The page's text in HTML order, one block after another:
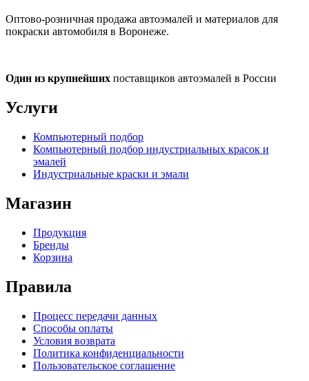
Оптово-розничная продажа автоэмалей и материалов для
покраски автомобиля в Воронеже.
Один из крупнейших поставщиков автоэмалей в России
Услуги
Компьютерный подбор
Компьютерный подбор индустриальных красок и
эмалей
Индустриальные краски и эмали
Магазин
Продукция
Бренды
Корзина
Правила
Процесс передачи данных
Способы оплаты
Условия возврата
Политика конфиденциальности
Пользовательское соглашение